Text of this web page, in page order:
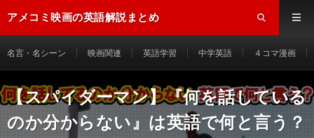
アメコミ映画の英語解説まとめ
名言・名シーン 映画関連 英語学習 中学英語 ４コマ漫画
【スパイダーマン】『何を話している
のか分からない』は英語で何と言う？